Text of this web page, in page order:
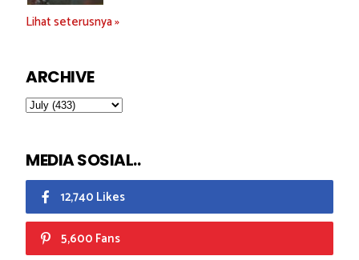
Lihat seterusnya »
ARCHIVE
MEDIA SOSIAL..
12,740 Likes
5,600 Fans